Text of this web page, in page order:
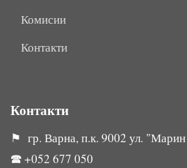
Комисии
Контакти
Контакти
⚑ гр. Варна, п.к. 9002 ул.
🕿+052 677 050